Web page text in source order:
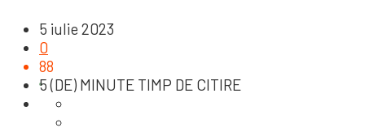
5 iulie 2023
0
88
5 (DE) MINUTE TIMP DE CITIRE